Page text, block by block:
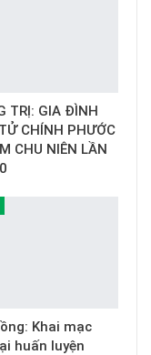
TRỊ: GIA ĐÌNH
CHÍNH PHƯỚC
CHU NIÊN LẦN
Khai mạc
huấn luyện